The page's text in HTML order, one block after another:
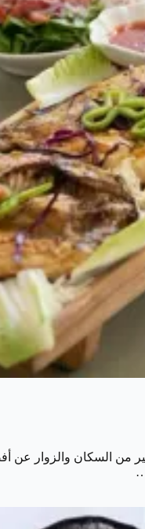
السكان والزوار عن